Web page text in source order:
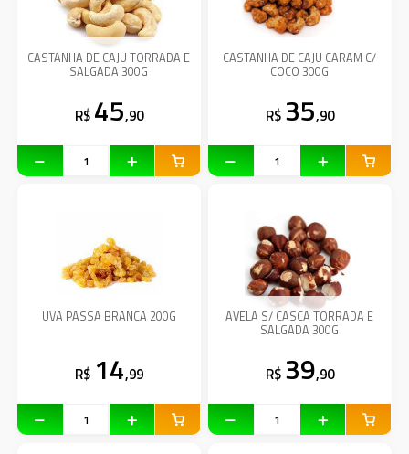
CASTANHA DE CAJU TORRADA E
SALGADA 300G
R$ 45,90
CASTANHA DE CAJU CARAM C/
COCO 300G
R$ 35,90
UVA PASSA BRANCA 200G
R$ 14,99
AVELA S/ CASCA TORRADA E
SALGADA 300G
R$ 39,90